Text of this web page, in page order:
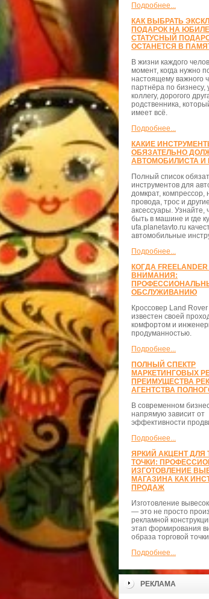
Подробнее...
КАК ВЫБРАТЬ
ПОДАРОК НА
СТАТУСНЫЙ
ОСТАНЕТСЯ В
В жизни каждого
момент, когда нужно
настоящему важного
партнёра по бизнесу,
коллегу, дорогого
родственника,
имеет всё.
Подробнее...
КАКИЕ
ОБЯЗАТЕЛЬНО
АВТОМОБИЛИСТА И
Полный список
инструментов для
домкрат, компрессор,
провода, трос и
аксессуары. Узнайте,
быть в машине и где
ufa.planetavto.ru
автомобильные
Подробнее...
КОГДА
ВНИМАНИЯ:
ОБСЛУЖИВАНИЮ
Кроссовер Land
известен своей
комфортом и
продуманностью.
Подробнее...
ПОЛНЫЙ СПЕКТР
МАРКЕТИНГОВЫХ
ПРЕИМУЩЕСТВА
АГЕНТСТВА
В современном
напрямую зависит от
эффективности
Подробнее...
ЯРКИЙ АКЦЕНТ ДЛЯ
ТОЧКИ:
ИЗГОТОВЛЕНИЕ
МАГАЗИНА КАК
ПРОДАЖ
Изготовление
— это не просто
рекламной
этап формирования
образа торговой
Подробнее...
РЕКЛАМА